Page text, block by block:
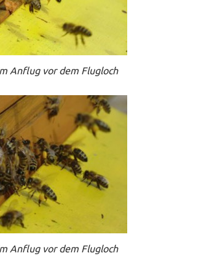
Anflug vor dem Flugloch
Anflug vor dem Flugloch